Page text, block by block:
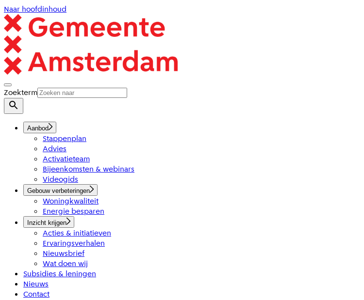
Naar hoofdinhoud
Zoekterm
Aanbod
Stappenplan
Advies
Activatieteam
Bijeenkomsten & webinars
Videogids
Gebouw verbeteringen
Woningkwaliteit
Energie besparen
Inzicht krijgen
Acties & initiatieven
Ervaringsverhalen
Nieuwsbrief
Wat doen wij
Subsidies & leningen
Nieuws
Contact